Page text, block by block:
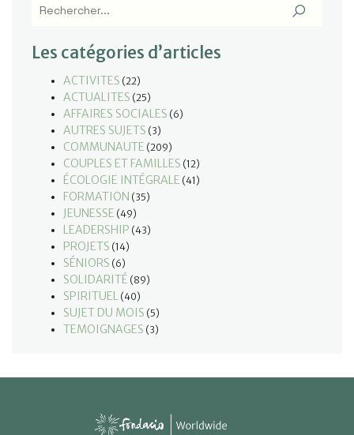
Les catégories d’articles
ACTIVITES (22)
ACTUALITES (25)
AFFAIRES SOCIALES (6)
AUTRES SUJETS (3)
COMMUNAUTE (209)
COUPLES ET FAMILLES (12)
ÉCOLOGIE INTÉGRALE (41)
FORMATION (35)
JEUNESSE (49)
LEADERSHIP (43)
PROJETS (14)
SÉNIORS (6)
SOLIDARITÉ (89)
SPIRITUEL (40)
SUJET DU MOIS (5)
TEMOIGNAGES (3)